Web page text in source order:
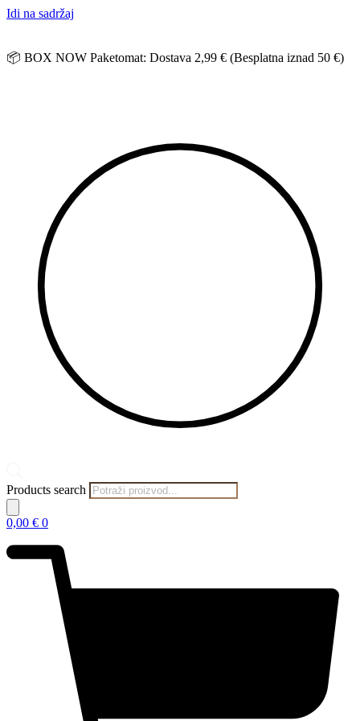
Idi na sadržaj
📦 BOX NOW Paketomat: Dostava 2,99 € (Besplatna iznad 50 €)
Products search
0,00 € 0